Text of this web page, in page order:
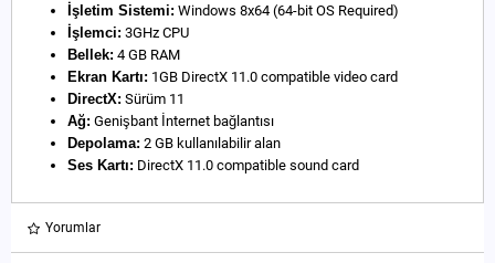
İşletim Sistemi: Windows 8x64 (64-bit OS Required)
İşlemci: 3GHz CPU
Bellek: 4 GB RAM
Ekran Kartı: 1GB DirectX 11.0 compatible video card
DirectX: Sürüm 11
Ağ: Genişbant İnternet bağlantısı
Depolama: 2 GB kullanılabilir alan
Ses Kartı: DirectX 11.0 compatible sound card
Yorumlar